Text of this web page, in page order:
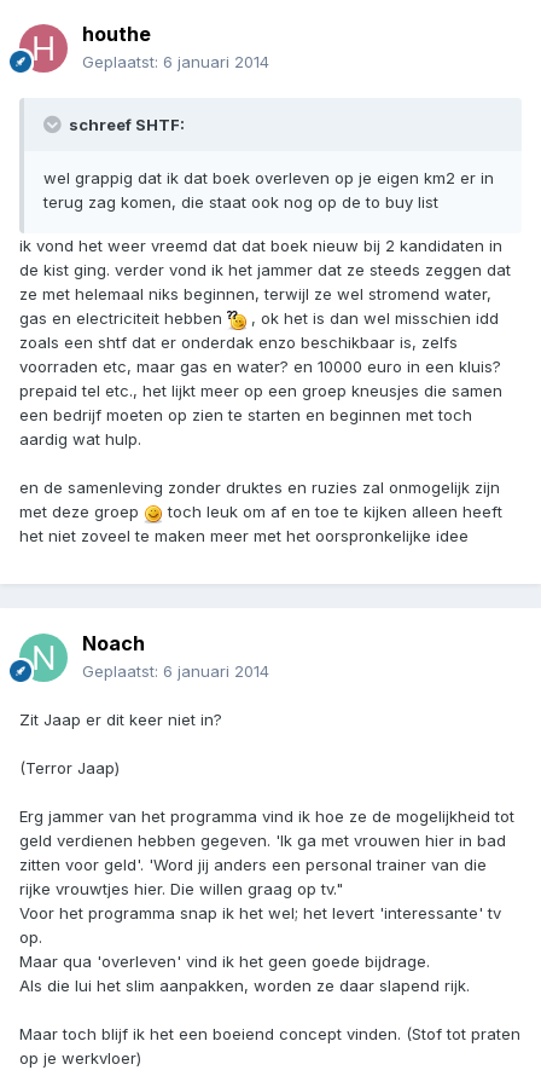
houthe
Geplaatst: 6 januari 2014
schreef SHTF:
wel grappig dat ik dat boek overleven op je eigen km2 er in
terug zag komen, die staat ook nog op de to buy list
ik vond het weer vreemd dat dat boek nieuw bij 2 kandidaten in
de kist ging. verder vond ik het jammer dat ze steeds zeggen dat
ze met helemaal niks beginnen, terwijl ze wel stromend water,
gas en electriciteit hebben
, ok het is dan wel misschien idd
zoals een shtf dat er onderdak enzo beschikbaar is, zelfs
voorraden etc, maar gas en water? en 10000 euro in een kluis?
prepaid tel etc., het lijkt meer op een groep kneusjes die samen
een bedrijf moeten op zien te starten en beginnen met toch
aardig wat hulp.
en de samenleving zonder druktes en ruzies zal onmogelijk zijn
met deze groep
toch leuk om af en toe te kijken alleen heeft
het niet zoveel te maken meer met het oorspronkelijke idee
Noach
Geplaatst: 6 januari 2014
Zit Jaap er dit keer niet in?
(Terror Jaap)
Erg jammer van het programma vind ik hoe ze de mogelijkheid tot
geld verdienen hebben gegeven. 'Ik ga met vrouwen hier in bad
zitten voor geld'. 'Word jij anders een personal trainer van die
rijke vrouwtjes hier. Die willen graag op tv."
Voor het programma snap ik het wel; het levert 'interessante' tv
op.
Maar qua 'overleven' vind ik het geen goede bijdrage.
Als die lui het slim aanpakken, worden ze daar slapend rijk.
Maar toch blijf ik het een boeiend concept vinden. (Stof tot praten
op je werkvloer)